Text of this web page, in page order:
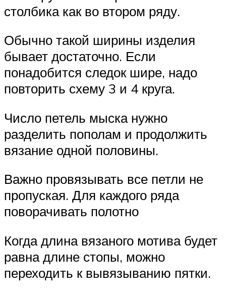
столбика как во втором ряду.
Обычно такой ширины изделия
бывает достаточно. Если
понадобится следок шире, надо
повторить схему 3 и 4 круга.
Число петель мыска нужно
разделить пополам и продолжить
вязание одной половины.
Важно провязывать все петли не
пропуская. Для каждого ряда
поворачивать полотно
Когда длина вязаного мотива будет
равна длине стопы, можно
переходить к вывязыванию пятки.